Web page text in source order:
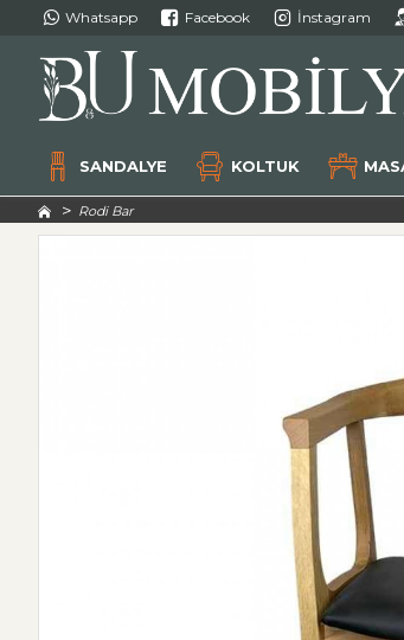
Whatsapp Facebook İnstagram
SANDALYE KOLTUK
Rodi Bar